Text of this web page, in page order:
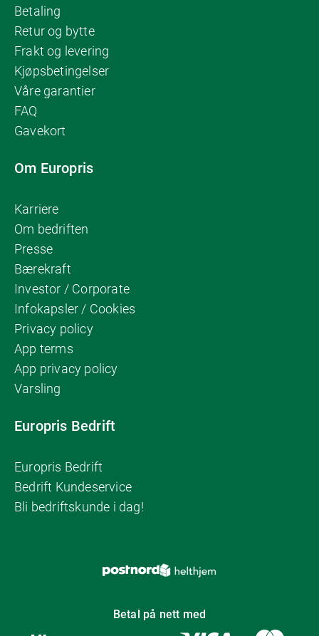
Betaling
Retur og bytte
Frakt og levering
Kjøpsbetingelser
Våre garantier
FAQ
Gavekort
Om Europris
Karriere
Om bedriften
Presse
Bærekraft
Investor / Corporate
Infokapsler / Cookies
Privacy policy
App terms
App privacy policy
Varsling
Europris Bedrift
Europris Bedrift
Bedrift Kundeservice
Bli bedriftskunde i dag!
Betal på nett med